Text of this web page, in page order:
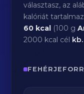
választasz, az
kalóriát
60 kcal (100 g
2000 kcal cél